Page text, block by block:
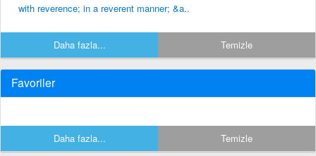
with reverence; in a reverent manner; &a..
Daha fazla... Temizle
Favoriler
Daha fazla... Temizle